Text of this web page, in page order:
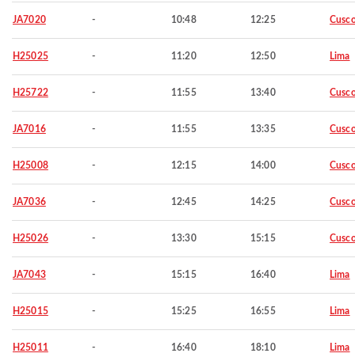
JA7020 - 10:48 12:25
H25025 - 11:20 12:50 Lima
H25722 - 11:55 13:40
JA7016 - 11:55 13:35
H25008 - 12:15 14:00
JA7036 - 12:45 14:25
H25026 - 13:30 15:15
JA7043 - 15:15 16:40 Lima
H25015 - 15:25 16:55 Lima
H25011 - 16:40 18:10 Lima